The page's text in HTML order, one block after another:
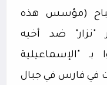
(مؤسس هذه
"نزار" ضد أخيه
"الإسماعيلية
في فارس في جبال